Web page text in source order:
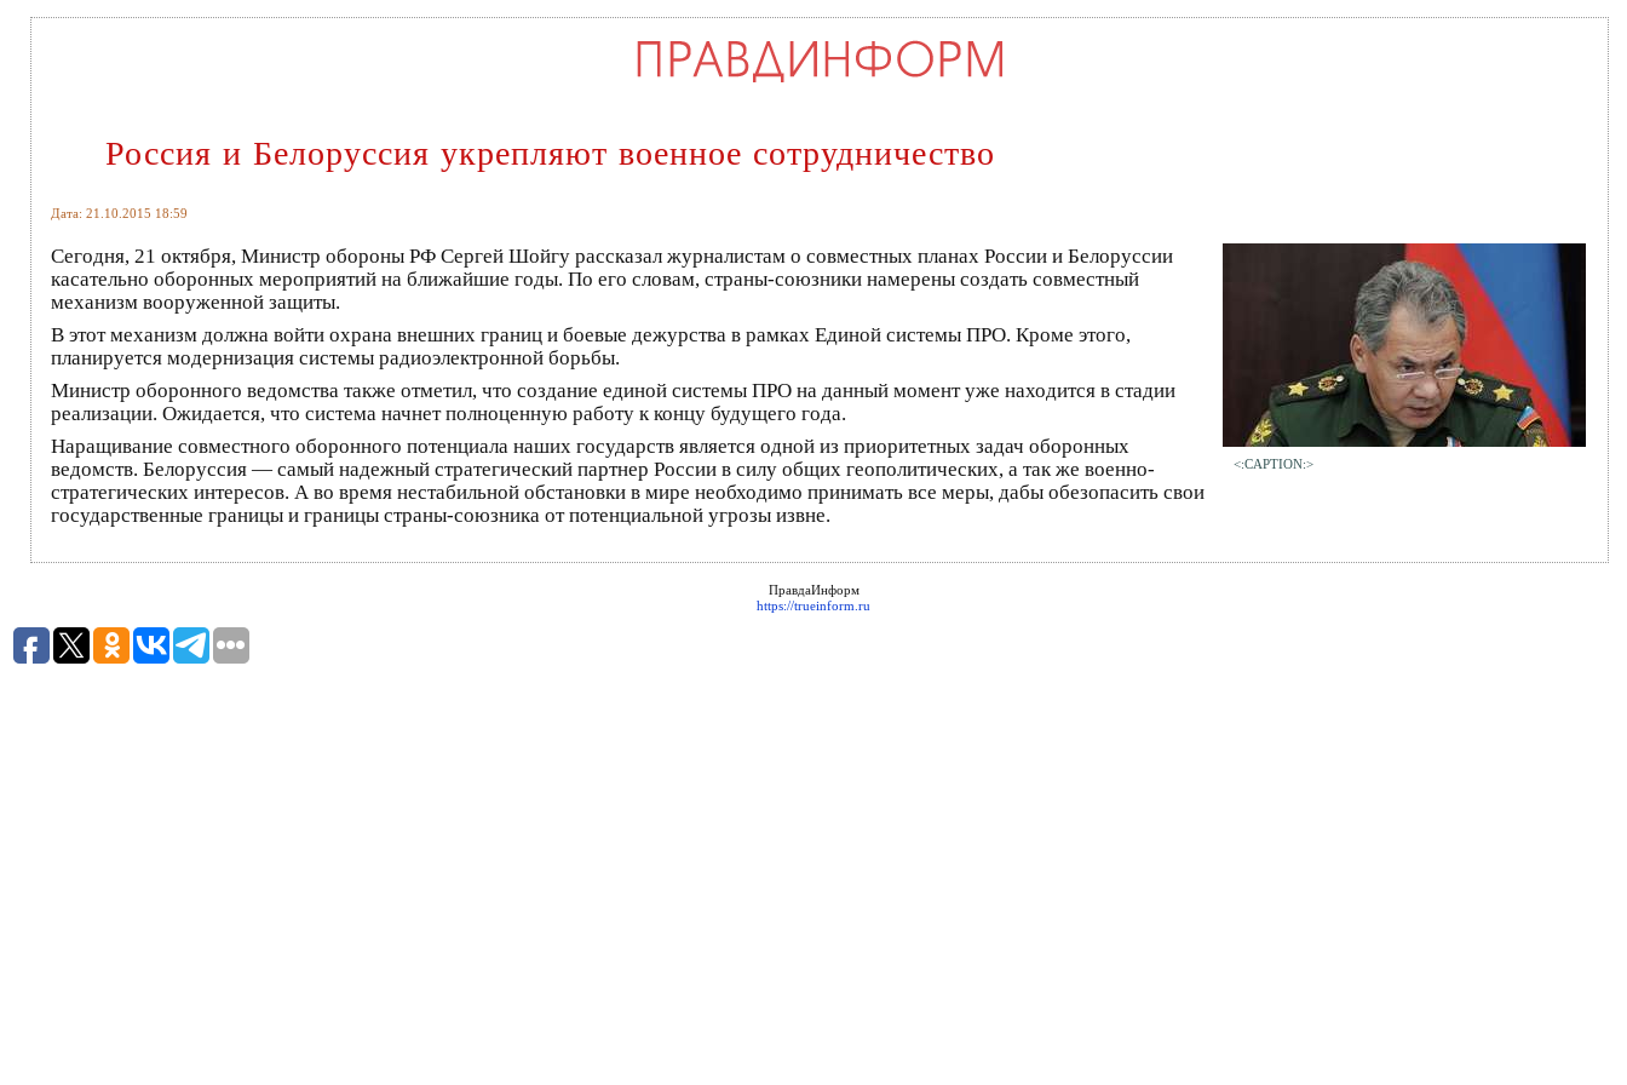
Россия и Белоруссия укрепляют военное сотрудничество
Дата: 21.10.2015 18:59
<:CAPTION:>
Сегодня, 21 октября, Министр обороны РФ Сергей Шойгу рассказал журналистам о совместных планах России и Белоруссии
касательно оборонных мероприятий на ближайшие годы. По его словам, страны-союзники намерены создать совместный
механизм вооруженной защиты.
В этот механизм должна войти охрана внешних границ и боевые дежурства в рамках Единой системы ПРО. Кроме этого,
планируется модернизация системы радиоэлектронной борьбы.
Министр оборонного ведомства также отметил, что создание единой системы ПРО на данный момент уже находится в стадии
реализации. Ожидается, что система начнет полноценную работу к концу будущего года.
Наращивание совместного оборонного потенциала наших государств является одной из приоритетных задач оборонных
ведомств. Белоруссия — самый надежный стратегический партнер России в силу общих геополитических, а так же военно-
стратегических интересов. А во время нестабильной обстановки в мире необходимо принимать все меры, дабы обезопасить свои
государственные границы и границы страны-союзника от потенциальной угрозы извне.
ПравдаИнформ
https://trueinform.ru